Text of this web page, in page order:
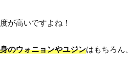
が高いですよね！
のウォニョンやユジンはもちろん、